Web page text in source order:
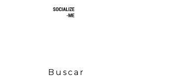
Buscar